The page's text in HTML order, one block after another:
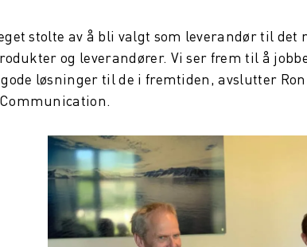
stolte av å bli valgt som leverandør til det
og leverandører. Vi ser frem til å
løsninger til de i fremtiden, avslutter